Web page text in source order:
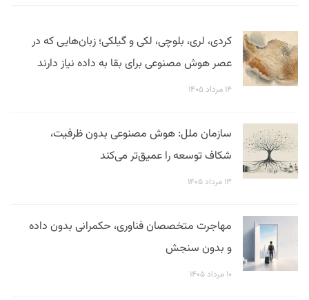
کردی، لری، بلوچی، لکی و گیلکی؛ زبان‌هایی که در
عصر هوش مصنوعی برای بقا به داده نیاز دارند
۱۴ مرداد ۱۴۰۵
سازمان ملل: هوش مصنوعی بدون ظرفیت،
شکاف توسعه را عمیق‌تر می‌کند
۱۳ مرداد ۱۴۰۵
مهاجرت متخصصان فناوری، حکمرانی بدون داده
و بدون سنجش
۱۰ مرداد ۱۴۰۵